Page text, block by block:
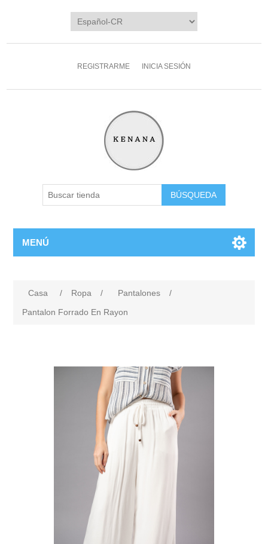
REGISTRARME INICIA SESIÓN
MENÚ
Casa / Ropa / Pantalones
/
Pantalon Forrado En Rayon